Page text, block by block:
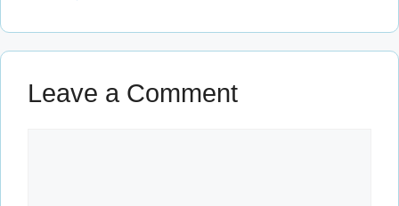
Leave a Comment